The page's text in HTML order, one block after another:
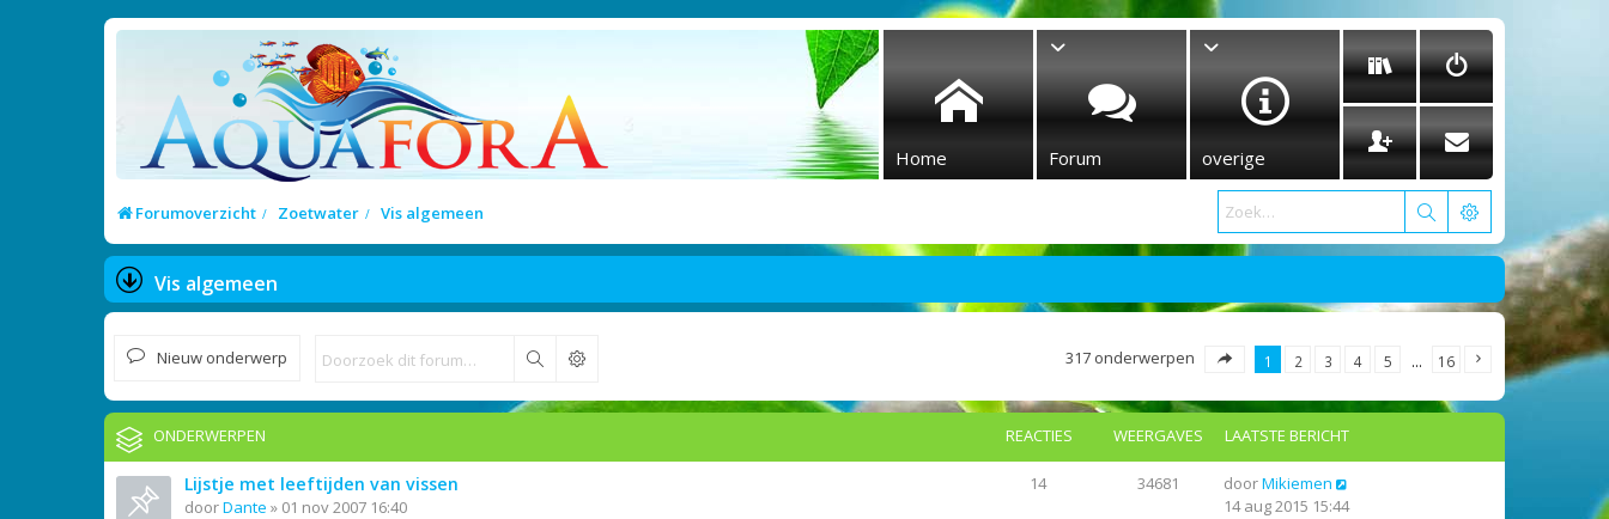
Home Forum overige
Forumoverzicht Zoetwater Vis algemeen
Vis algemeen
Nieuw onderwerp Zoek 317 onderwerpen 1 2 3 4 5 … 16
ONDERWERPEN REACTIES WEERGAVES LAATSTE BERICHT
Lijstje met leeftijden van vissen
doorDante » 01 nov 2007 16:40
14 34681 doorMikiemen
14 aug 2015 15:44